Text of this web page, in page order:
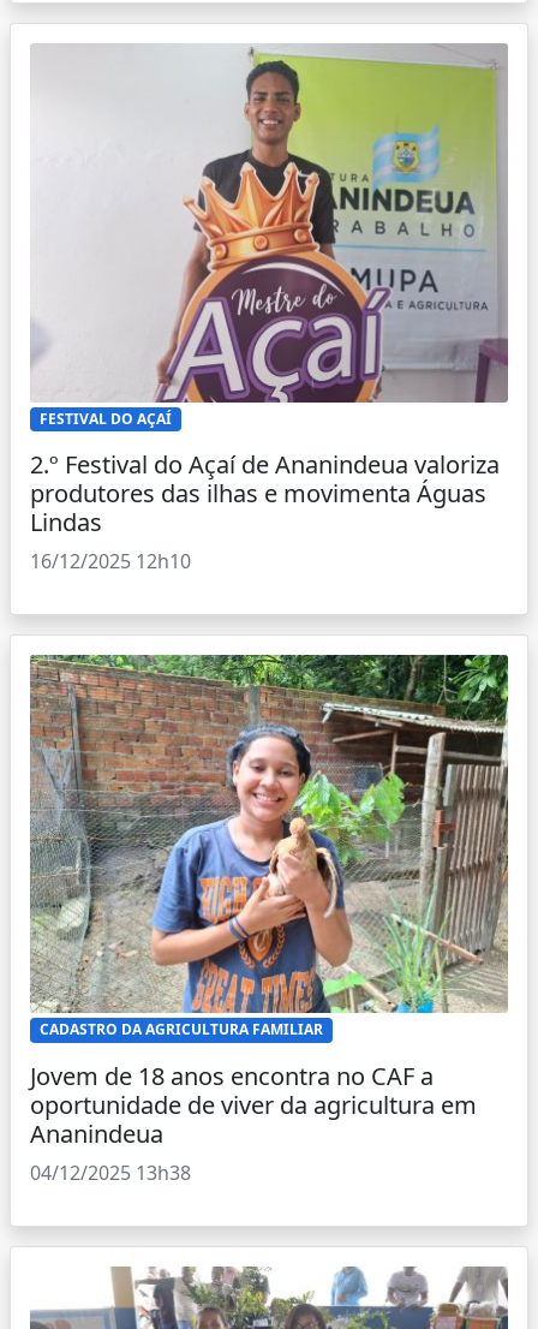
FESTIVAL DO AÇAÍ
2.º Festival do Açaí de Ananindeua valoriza
produtores das ilhas e movimenta Águas
Lindas
16/12/2025 12h10
CADASTRO DA AGRICULTURA FAMILIAR
Jovem de 18 anos encontra no CAF a
oportunidade de viver da agricultura em
Ananindeua
04/12/2025 13h38